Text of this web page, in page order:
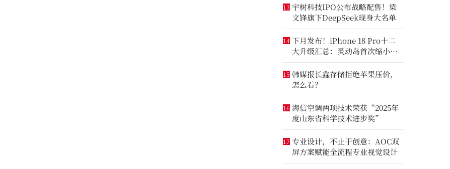
13 宇树科技IPO公布战略配售！梁
文锋旗下DeepSeek现身大名单
14 下月发布！iPhone 18 Pro十二
大升级汇总：灵动岛首次缩小、
首次2nm芯片
15 韩媒报长鑫存储拒绝苹果压价，
怎么看？
16 海信空调两项技术荣获“2025年
度山东省科学技术进步奖”
17 专业设计，不止于创意：AOC双
屏方案赋能全流程专业视觉设计